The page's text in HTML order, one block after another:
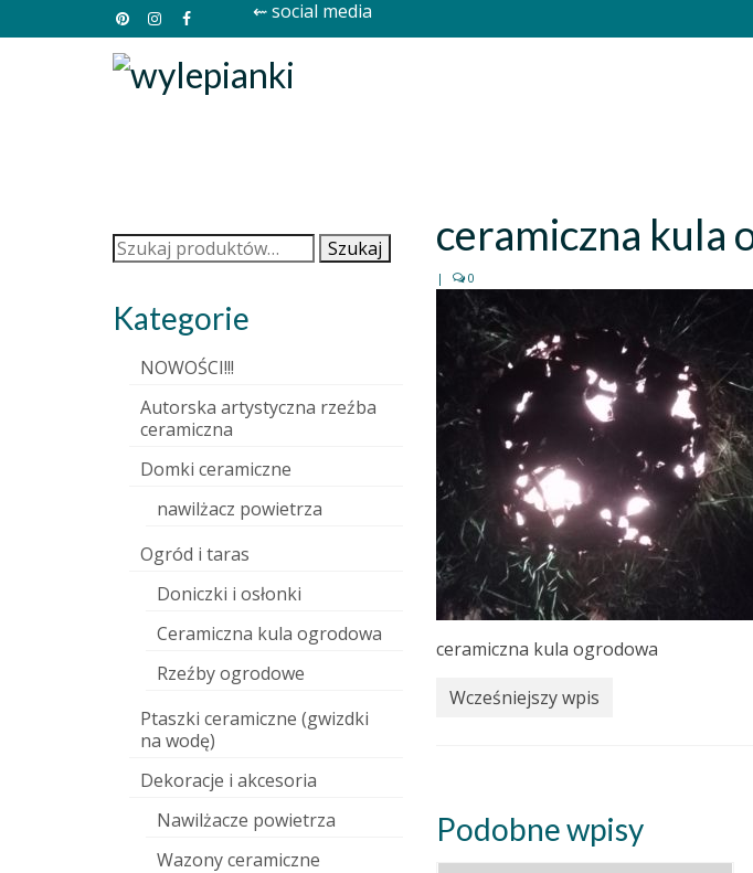
⇜ social media
ceramiczna kula
| 0
ceramiczna kula ogrodowa
Wcześniejszy wpis
Podobne wpisy
Szukaj: Szukaj
Kategorie
NOWOŚCI!!!
Autorska artystyczna rzeźba
ceramiczna
Domki ceramiczne
nawilżacz powietrza
Ogród i taras
Doniczki i osłonki
Ceramiczna kula ogrodowa
Rzeźby ogrodowe
Ptaszki ceramiczne (gwizdki
na wodę)
Dekoracje i akcesoria
Nawilżacze powietrza
Wazony ceramiczne